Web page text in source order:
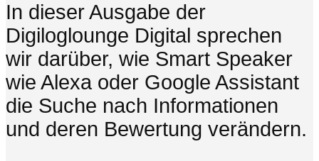
In dieser Ausgabe der
Digiloglounge Digital sprechen
wir darüber, wie Smart Speaker
wie Alexa oder Google Assistant
die Suche nach Informationen
und deren Bewertung verändern.